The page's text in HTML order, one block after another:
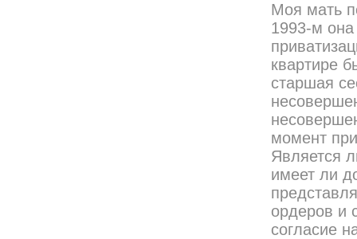
Моя мать
1993-м она
квартире
старшая
момент
Является
имеет ли
ордеров и
согласие